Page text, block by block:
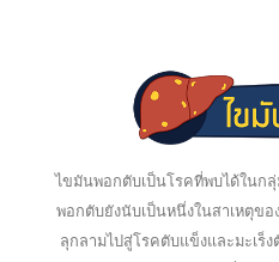
ไขมันพอกตับเป็นโรคที่พบได้ในก
พอกตับยังนับเป็นหนึ่งในสาเหตุขอ
ลุกลามไปสู่โรคตับแข็งและมะเร็